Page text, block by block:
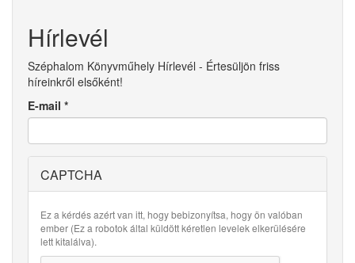
Hírlevél
Széphalom Könyvműhely Hírlevél - Értesüljön friss
híreinkről elsőként!
E-mail *
CAPTCHA
Ez a kérdés azért van itt, hogy bebizonyítsa, hogy ön valóban
ember (Ez a robotok által küldött kéretlen levelek elkerülésére
lett kitalálva).